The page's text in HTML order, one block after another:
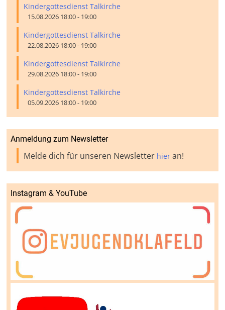
Kindergottesdienst Talkirche
15.08.2026 18:00 - 19:00
Kindergottesdienst Talkirche
22.08.2026 18:00 - 19:00
Kindergottesdienst Talkirche
29.08.2026 18:00 - 19:00
Kindergottesdienst Talkirche
05.09.2026 18:00 - 19:00
Anmeldung zum Newsletter
Melde dich für unseren Newsletter hier an!
Instagram & YouTube